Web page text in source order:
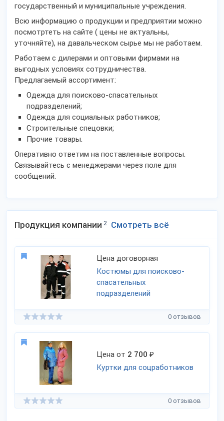
государственный и муниципальные учреждения.
Всю информацию о продукции и предприятии можно
посмотртеть на сайте ( цены не актуальны,
уточняйте), на давальческом сырье мы не работаем.
Работаем с дилерами и оптовыми фирмами на
выгодных условиях сотрудничества.
Предлагаемый ассортимент:
Одежда для поисково-спасательных
подразделений;
Одежда для социальных работников;
Строительные спецовки;
Прочие товары.
Оперативно ответим на поставленные вопросы.
Связывайтесь с менеджерами через поле для
сообщений.
Продукция компании 2 Смотреть всё
Цена договорная
Костюмы для поисково-
спасательных
подразделений
0 отзывов
Цена от 2 700 ₽
Куртки для соцработников
0 отзывов